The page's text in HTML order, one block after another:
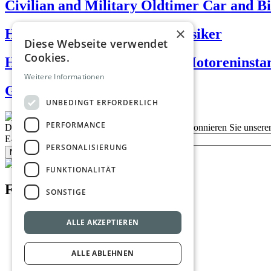
Civilian and Military Oldtimer Car and
Horvath André - Enduro Klassiker
Hofmann-Schrantz GmbH -
Gebrauchtbikes.at GmbH
Description Bleiben Sie auf dem Laufenden
Abonnieren Sie
E-Mail
Newsletter bestellen
Footer menu
Nutzungsbedingungen
Kontakt
Mediadaten
×
Diese Webseite verwendet
Cookies.
Weitere Informationen
UNBEDINGT ERFORDERLICH
PERFORMANCE
PERSONALISIERUNG
FUNKTIONALITÄT
SONSTIGE
ALLE AKZEPTIEREN
ALLE ABLEHNEN